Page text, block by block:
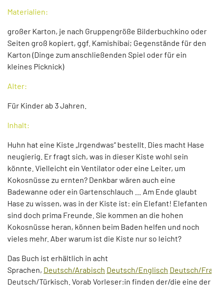
Materialien:
großer Karton, je nach Gruppengröße Bilderbuchkino oder
Seiten groß kopiert, ggf. Kamishibai; Gegenstände für den
Karton (Dinge zum anschließenden Spiel oder für ein
kleines Picknick)
Alter:
Für Kinder ab 3 Jahren.
Inhalt:
Huhn hat eine Kiste „Irgendwas“ bestellt. Dies macht Hase
neugierig. Er fragt sich, was in dieser Kiste wohl sein
könnte. Vielleicht ein Ventilator oder eine Leiter, um
Kokosnüsse zu ernten? Denkbar wären auch eine
Badewanne oder ein Gartenschlauch … Am Ende glaubt
Hase zu wissen, was in der Kiste ist: ein Elefant! Elefanten
sind doch prima Freunde. Sie kommen an die hohen
Kokosnüsse heran, können beim Baden helfen und noch
vieles mehr. Aber warum ist die Kiste nur so leicht?
Das Buch ist erhältlich in acht
Sprachen, Deutsch/Arabisch Deutsch/Englisch Deutsch/
Deutsch/Türkisch. Vorab Vorleser:in finden der/die eine der